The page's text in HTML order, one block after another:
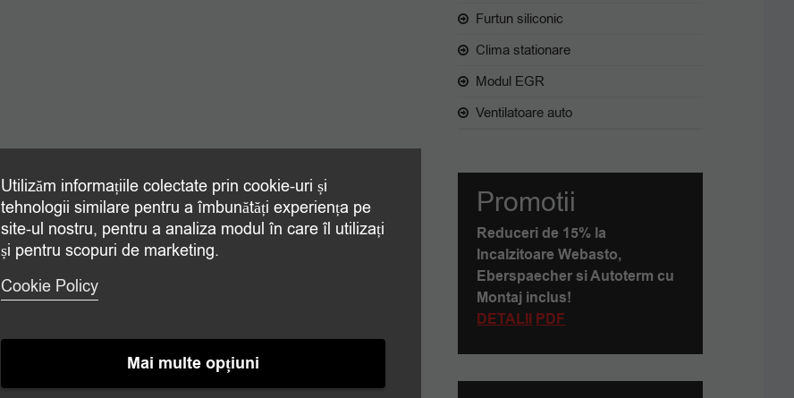
Furtun siliconic
Clima stationare
Modul EGR
Ventilatoare auto
Promotii
Reduceri de 15% la
Incalzitoare Webasto,
Eberspaecher si Autoterm cu
Montaj inclus!
DETALII PDF
Utilizăm informațiile colectate prin cookie-uri și
tehnologii similare pentru a îmbunătăți experiența pe
site-ul nostru, pentru a analiza modul în care îl utilizați
și pentru scopuri de marketing.
Cookie Policy
Mai multe opțiuni